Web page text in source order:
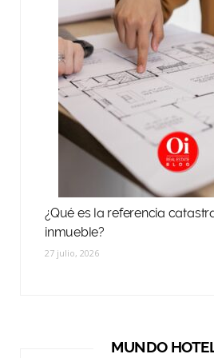
¿Qué es la referencia
inmueble?
27 julio, 2026
MUNDO